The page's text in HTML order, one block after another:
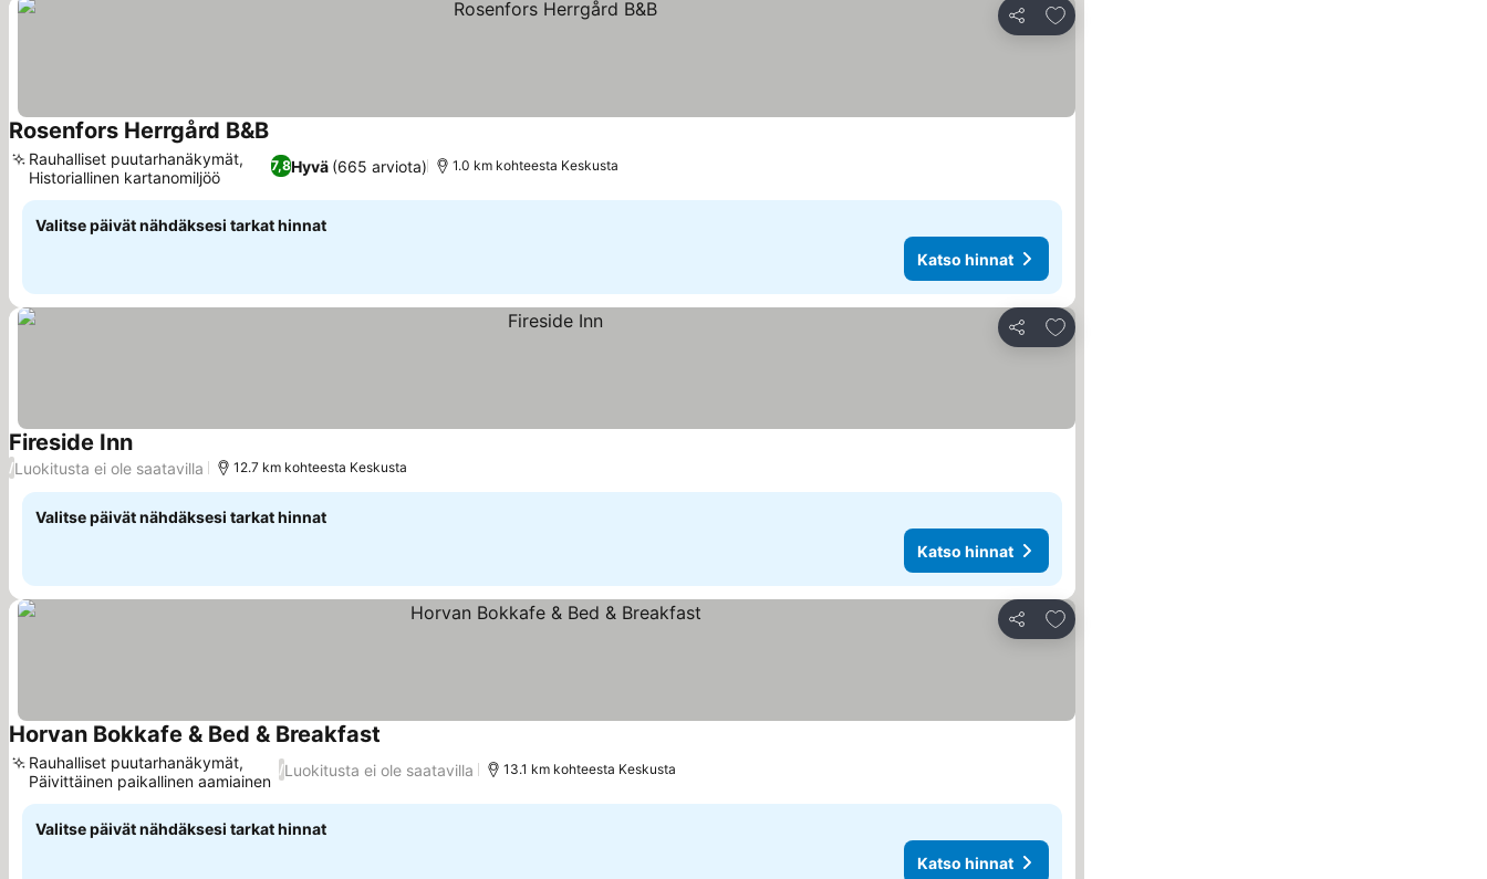
Jaa
Lisää suosikkeihin
Rosenfors Herrgård B&BKatso hinnat
7,8Hyvä (665 arviota)
Rauhalliset puutarhanäkymät,
Historiallinen kartanomiljöö
1.0 km kohteesta Keskusta
Valitse päivät nähdäksesi tarkat hinnat
Katso hinnat
Jaa
Lisää suosikkeihin
Fireside InnKatso hinnat
/Luokitusta ei ole saatavilla 12.7 km kohteesta Keskusta
Valitse päivät nähdäksesi tarkat hinnat
Katso hinnat
Jaa
Lisää suosikkeihin
Horvan Bokkafe & Bed & Breakfast
/Luokitusta ei ole saatavilla
Rauhalliset puutarhanäkymät,
Päivittäinen paikallinen aamiainen
13.1 km kohteesta Keskusta
Valitse päivät nähdäksesi tarkat hinnat
Katso hinnat